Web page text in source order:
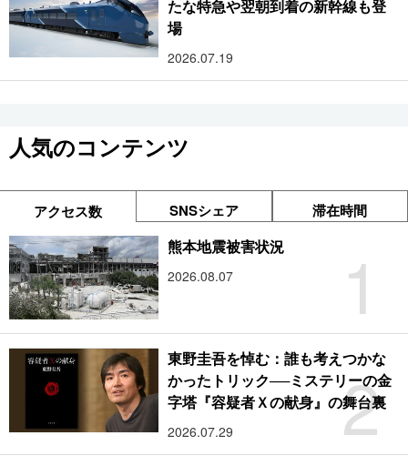
たな特急や翌朝到着の新幹線も登
場
2026.07.19
人気のコンテンツ
アクセス数 SNSシェア 滞在時間
1
熊本地震被害状況
2026.08.07
2
東野圭吾を悼む：誰も考えつかな
かったトリック──ミステリーの金
字塔『容疑者Ｘの献身』の舞台裏
2026.07.29